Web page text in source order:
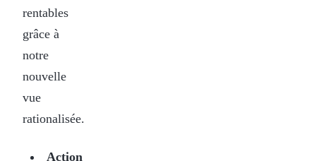
rentables
grâce à
notre
nouvelle
vue
rationalisée.
Action